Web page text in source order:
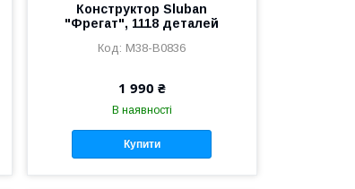
Конструктор Sluban
"Фрегат", 1118 деталей
M38-B0836
1 990 ₴
В наявності
Купити